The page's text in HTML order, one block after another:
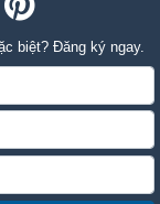
biệt? Đăng ký ngay.